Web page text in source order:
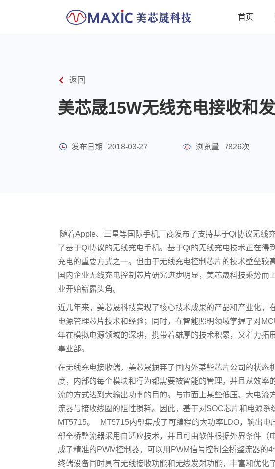
首页
返回
美芯晟15W无线充电接收和
发布日期 2018-03-27 浏览量 7826次
随着Apple、三星等国际手机厂商发布了支持基于Qi协议无线
了基于Qi协议的无线充电手机。基于Qi的无线充电技术正在得
充电的重要方式之一。但由于无线充电控制芯片的技术壁垒较
国内企业无线充电控制芯片研究进步明显，美芯晟科技乘势而
业开始崭露头角。
近几年来，美芯晟科技实现了核心技术成果的产品和产业化
电源管理芯片技术和经验；同时，在智能照明领域掌握了对
年在模拟电源领域的深耕，携带着雄厚的技术积累，又着力拓
事业部。
在无线充电接收端，美芯晟摒弃了国内外某些芯片公司的状态
度，内部的每个模块和行为都需要被智能的管理。并且从效率
流的方式达到大输出功率的目的。与市面上某些低压、大电流
流器与接收线圈的阻性损耗。因此，基于对SOC芯片和电源
MT5715。 MT5715内部集成了可编程的大功率LDO，输出电
部全桥整流器采用自适应技术，并且可由软件根据外界条件（
成了精准的PWM控制器，可以用PWM信号控制全桥整流器的
终端设备同时具有无线接收功能和无线发射功能，丰富和优